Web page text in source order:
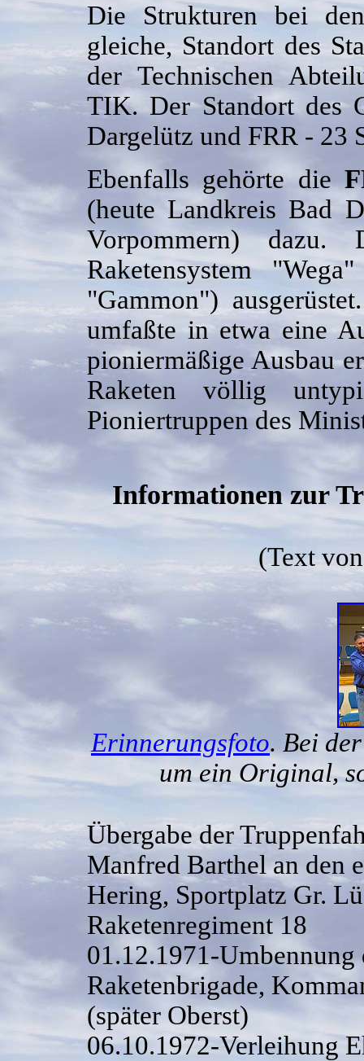
Die Strukturen bei
gleiche, Standort des
der Technischen
TIK. Der Standort des
Dargelütz und FRR - 23
Ebenfalls gehörte die
(heute Landkreis Bad
Vorpommern)
Raketensystem
"Gammon")
umfaßte in etwa eine
pioniermäßige Ausbau
Raketen völlig
Pioniertruppen des
Informationen zur
(Text
Erinnerungsfoto. Bei
um ein Original,
Übergabe der
Manfred Barthel an den
Hering, Sportplatz Gr.
Raketenregiment 18
01.12.1971-
Raketenbrigade,
(später Oberst)
06.10.1972-Verleihung